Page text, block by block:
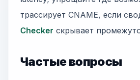
трассирует CNAME, если
Checker скрывает
Частые вопросы